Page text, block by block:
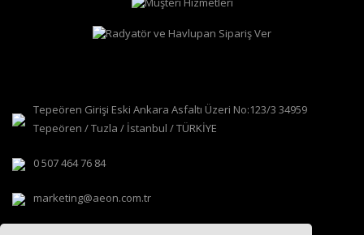
Tepeören Girişi Eski Ankara Asfaltı Üzeri No:123/3 34959
Tepeören / Tuzla / İstanbul / TÜRKİYE
0 507 464 76 84
marketing@aeon.com.tr